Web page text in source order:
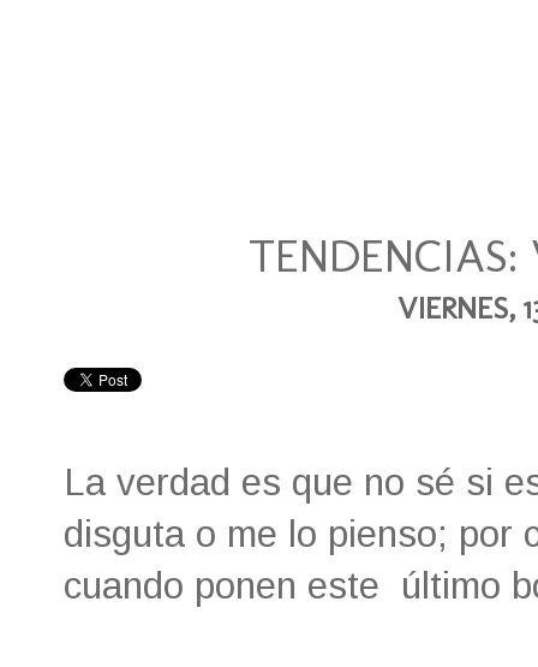
TENDENCIAS:
VIERNES,
La verdad es que no sé si
disguta o me lo pienso; por
cuando ponen este último